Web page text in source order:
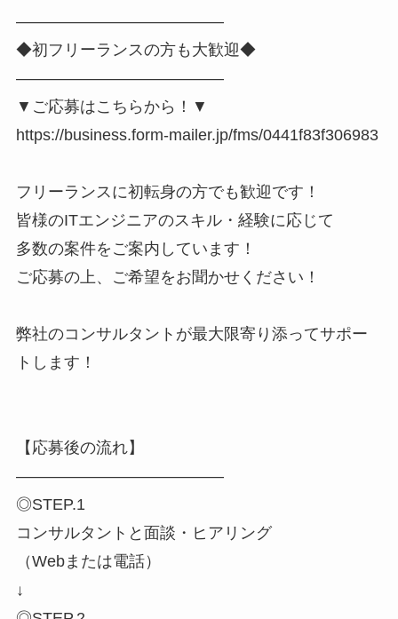
―――――――――――――
◆初フリーランスの方も大歓迎◆
―――――――――――――
▼ご応募はこちらから！▼
https://business.form-mailer.jp/fms/0441f83f306983
フリーランスに初転身の方でも歓迎です！
皆様のITエンジニアのスキル・経験に応じて
多数の案件をご案内しています！
ご応募の上、ご希望をお聞かせください！
弊社のコンサルタントが最大限寄り添ってサポー
トします！
【応募後の流れ】
―――――――――――――
◎STEP.1
コンサルタントと面談・ヒアリング
（Webまたは電話）
↓